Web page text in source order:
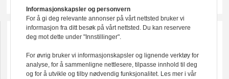
Informasjonskapsler og personvern
For å gi deg relevante annonser på vårt nettsted bruker vi
informasjon fra ditt besøk på vårt nettsted. Du kan reservere
deg mot dette under "Innstillinger".
For øvrig bruker vi informasjonskapsler og lignende verktøy for
analyse, for å sammenligne nettlesere, tilpasse innhold til deg
og for å utvikle og tilby nødvendig funksjonalitet. Les mer i vår